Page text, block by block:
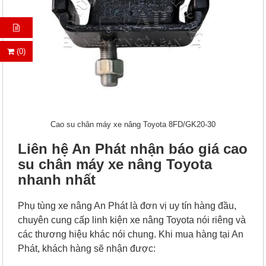
(0)
Cao su chân máy xe nâng Toyota 8FD/GK20-30
Liên hệ An Phát nhận báo giá cao
su chân máy xe nâng Toyota
nhanh nhất
Phụ tùng xe nâng An Phát là đơn vị uy tín hàng đầu,
chuyên cung cấp linh kiện xe nâng Toyota nói riêng và
các thương hiệu khác nói chung. Khi mua hàng tại An
Phát, khách hàng sẽ nhận được: